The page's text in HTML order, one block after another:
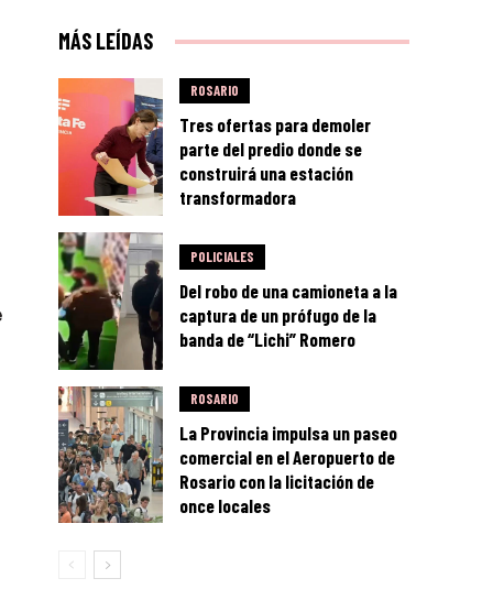
MÁS LEÍDAS
ROSARIO
Tres ofertas para demoler
parte del predio donde se
construirá una estación
transformadora
POLICIALES
Del robo de una camioneta a la
captura de un prófugo de la
banda de “Lichi” Romero
ROSARIO
La Provincia impulsa un paseo
comercial en el Aeropuerto de
Rosario con la licitación de
once locales